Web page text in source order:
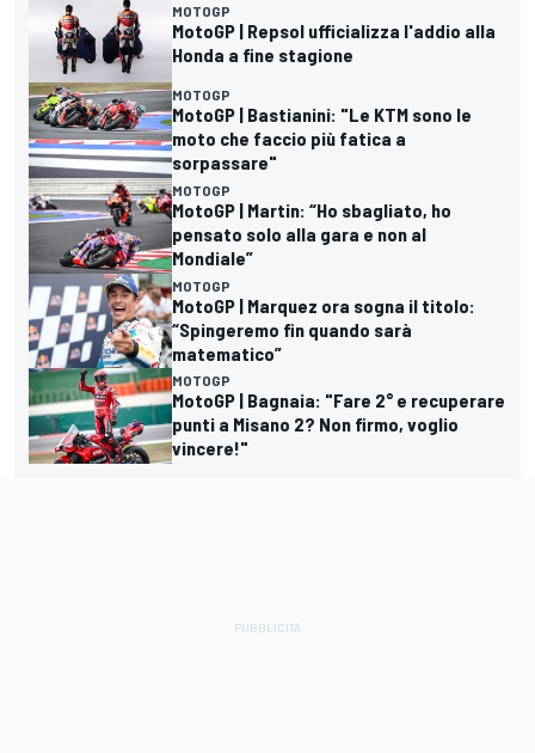
MOTOGP
MotoGP | Repsol ufficializza l'addio alla
Honda a fine stagione
MOTOGP
MotoGP | Bastianini: "Le KTM sono le
moto che faccio più fatica a
sorpassare"
MOTOGP
MotoGP | Martin: “Ho sbagliato, ho
pensato solo alla gara e non al
Mondiale”
MOTOGP
MotoGP | Marquez ora sogna il titolo:
“Spingeremo fin quando sarà
matematico”
MOTOGP
MotoGP | Bagnaia: "Fare 2° e recuperare
punti a Misano 2? Non firmo, voglio
vincere!"